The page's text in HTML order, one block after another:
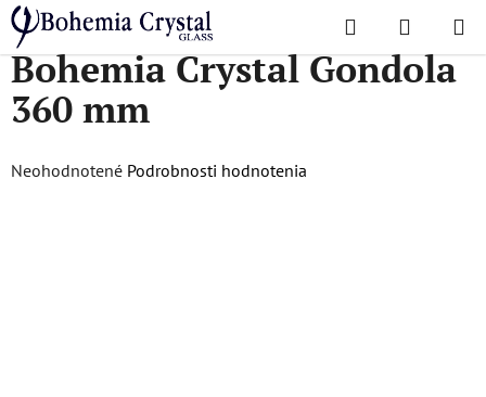
Prejsť
na
obsah
Hľadať
KOŠÍK
Domov
/ Dózy a misy Misy / Bohemia Crystal Gondola 360 mm
Bohemia Crystal Gondola
360 mm
Priemerné
Neohodnotené Podrobnosti hodnotenia